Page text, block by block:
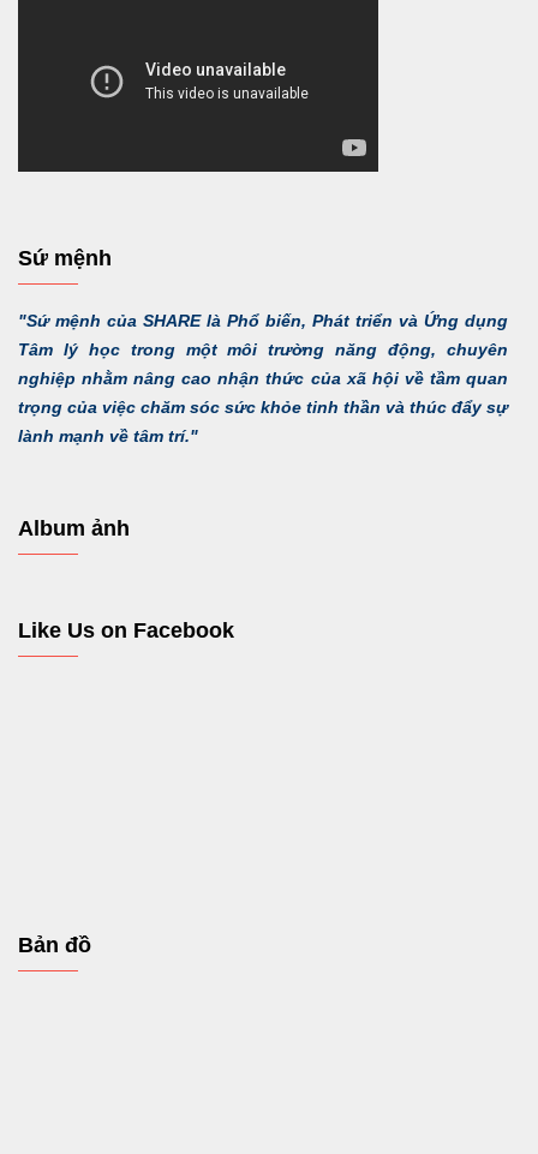
Sứ mệnh
"Sứ mệnh của SHARE là Phổ biến, Phát triển và Ứng dụng
Tâm lý học trong một môi trường năng động, chuyên
nghiệp nhằm nâng cao nhận thức của xã hội về tầm quan
trọng của việc chăm sóc sức khỏe tinh thần và thúc đẩy sự
lành mạnh về tâm trí."
Album ảnh
Like Us on Facebook
Bản đồ